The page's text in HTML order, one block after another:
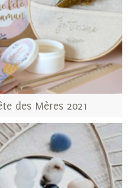
des Mères 2021